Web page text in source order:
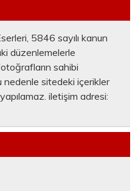
5846 sayılı kanun
düzenlemelerle
sahibi
nedenle sitedeki içerikler
iletişim adresi: